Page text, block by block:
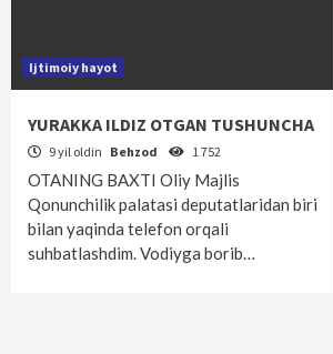
Ijtimoiy hayot
YURAKKA ILDIZ OTGAN TUSHUNCHA
9 yil oldin Behzod 1 752
OTANING BAXTI Oliy Majlis
Qonunchilik palatasi deputatlaridan biri
bilan yaqinda telefon orqali
suhbatlashdim. Vodiyga borib…